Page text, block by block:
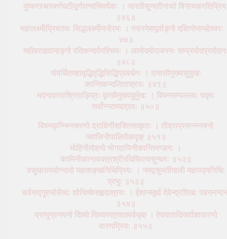
पुष्करस्थस्वर्णघटीपूर्णरत्नाभिवर्षकः । भारतीसुन्दरीनाथो
॥४६॥
महालक्ष्मीप्रियतमः सिद्धलक्ष्मीमनोरमः । रमारमेशपूर्वाङ्गो
४७॥
महीवराहवामाङ्गो रतिकन्दर्पपश्चिमः । आमोदमोदजननः
॥४८॥
संवर्धितमहावृद्धिरृद्धिसिद्धिप्रवर्धनः । दन्तसौमुख्यसुमुखः
कान्तिकन्दलिताश्रयः ॥४९॥
मदनावत्याश्रिताङ्घ्रिः कृतवैमुख्यदुर्मुखः । विघ्नसम्पल्लवः पद्मः
सर्वोन्नतमदद्रवः ॥५०॥
विघ्नकृन्निम्नचरणो द्राविणीशक्तिसत्कृतः । तीव्राप्रसन्ननयनो
ज्वालिनीपालितैकदृक् ॥५१॥
मोहिनीमोहनो भोगदायिनीकान्तिमण्डनः ।
कामिनीकान्तवक्त्रश्रीरधिष्ठितवसुन्धरः ॥५२॥
वसुधारामदोन्नादो महाशङ्खनिधिप्रियः । नमद्वसुमतीमाली महापद्मनिधिः
प्रभुः ॥५३॥
सर्वसद्गुरुसंसेव्यः शोचिष्केशहृदाश्रयः । ईशानमूर्धा देवेन्द्रशिखः
॥५४॥
प्रत्युग्रनयनो दिव्यो दिव्यास्त्रशतपर्वधृक् । ऐरावतादिसर्वाशावारणो
वारणप्रियः ॥५५॥